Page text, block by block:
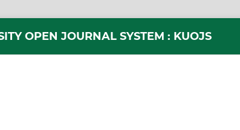
OPEN JOURNAL SYSTEM : KUOJS